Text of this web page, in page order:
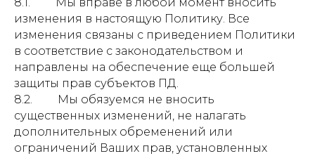
изменения в настоящую Политику. Все
изменения связаны с приведением Политики
в соответствие с законодательством и
направлены на обеспечение еще большей
защиты прав субъектов ПД.
8.2. Мы обязуемся не вносить
существенных изменений, не налагать
дополнительных обременений или
ограничений Ваших прав, установленных